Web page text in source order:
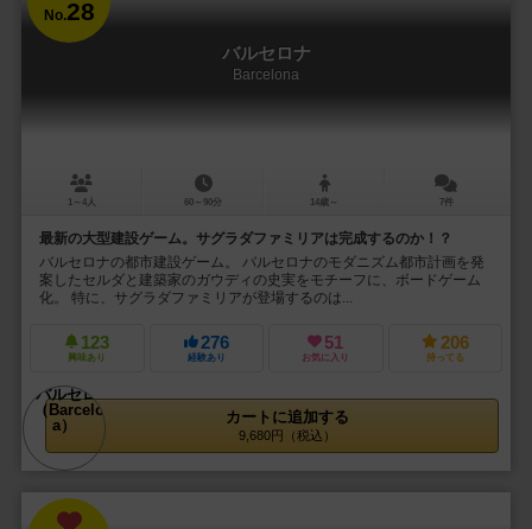
No.28
バルセロナ
Barcelona
1～4人 60～90分 14歳～ 7件
最新の大型建設ゲーム。サグラダファミリアは完成するのか！？
バルセロナの都市建設ゲーム。 バルセロナのモダニズム都市計画を発
案したセルダと建築家のガウディの史実をモチーフに、ボードゲーム
化。 特に、サグラダファミリアが登場するのは...
123
興味あり
276
経験あり
51
お気に入り
206
持ってる
カートに追加する
9,680円（税込）